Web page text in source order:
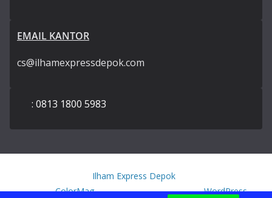
EMAIL KANTOR
cs@ilhamexpressdepok.com
: 0813 1800 5983
Ilham Express Depok
Theme:ColorMagby ThemeGrill. Powered byWordPress.